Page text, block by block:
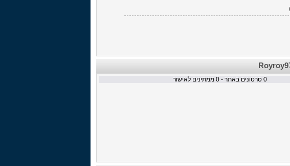
0 סרטונים באתר - 0 ממתינים לאישור